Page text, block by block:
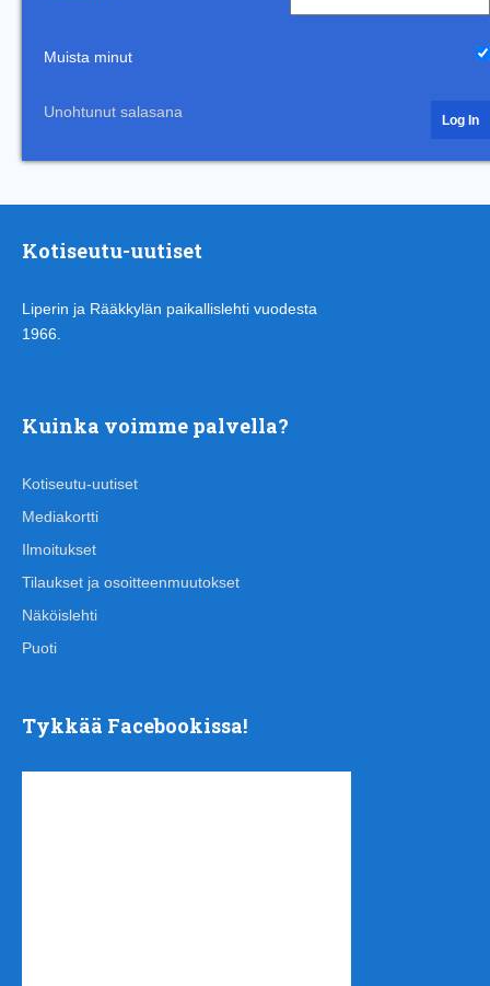
Muista minut
Unohtunut salasana
Kotiseutu-uutiset
Liperin ja Rääkkylän paikallislehti vuodesta
1966.
Kuinka voimme palvella?
Kotiseutu-uutiset
Mediakortti
Ilmoitukset
Tilaukset ja osoitteenmuutokset
Näköislehti
Puoti
Tykkää Facebookissa!